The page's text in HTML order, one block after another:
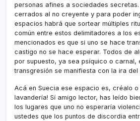
personas afines a sociedades
cerrados al no creyente y para poder
espacios habrá que sortear múltiples
común entre estos delimitadores a los
mencionados es que si uno se hace
castigo no se hace esperar. Todos de
por supuesto, ya sea psí­quico o carnal,
transgresión se manifiesta con la ira
Acá en Suecia ese espacio es, créalo o
lavanderí­a! Sí­ amigo lector, has leí­do
los lugares que uno no esperarí­a
ustedes que los puntos de discordia